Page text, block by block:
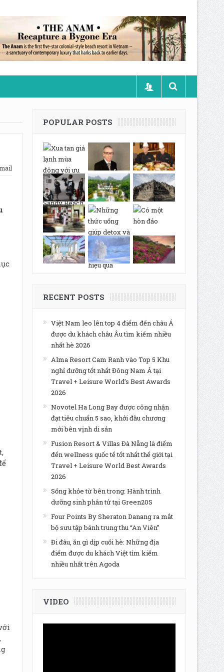
POPULAR POSTS
RECENT POSTS
Việt Nam leo lên top 4 điểm đến châu Á
được du khách châu Âu tìm kiếm nhiều
nhất hè 2026
Alma Resort Cam Ranh vào Top 5 Khu
nghỉ dưỡng tốt nhất Đông Nam Á tại
Travel + Leisure World’s Best Awards
2026
Novotel Ha Long Bay được công nhận
đạt tiêu chuẩn 5 sao, khởi đầu chương
mới bên vịnh di sản
Fusion Resort & Villas Đà Nẵng là điểm
đến wellness quốc tế tốt nhất thế giới tại
Travel + Leisure World Best Awards
2026
Sống khỏe từ bên trong: Hành trình
dưỡng sinh phân tử tại Green20S
Four Points By Sheraton Danang ra mắt
bộ sưu tập bánh trung thu “An Viên”
Đi đâu, ăn gì dịp cuối hè: Những địa
điểm được du khách Việt tìm kiếm
nhiều nhất trên Agoda
VIDEO